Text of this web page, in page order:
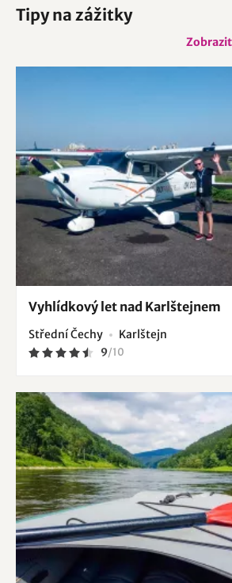
Tipy na zážitky
Vyhlídkový let nad Karlštejnem
Střední Čechy Karlštejn
9/10